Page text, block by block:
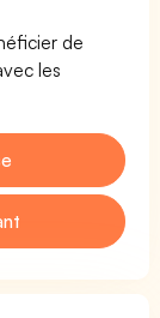
de
les